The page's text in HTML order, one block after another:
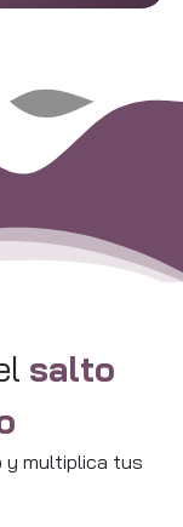
salto
y multiplica tus